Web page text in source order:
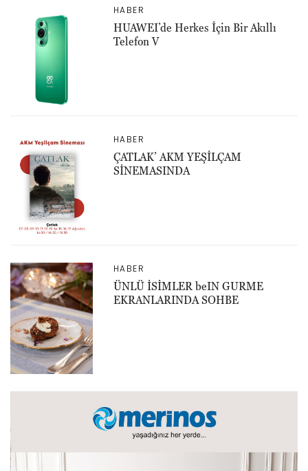
HABER
HUAWEI’de Herkes İçin Bir Akıllı
Telefon V
HABER
ÇATLAK’ AKM YEŞİLÇAM
SİNEMASINDA
HABER
ÜNLÜ İSİMLER beIN GURME
EKRANLARINDA SOHBE